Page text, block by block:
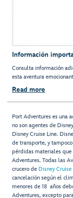
Información
Consulta información
esta aventura
Read more
Port Adventures es una
no son agentes de
Disney Cruise Line.
de transporte, y
pérdidas materiales que
Adventures. Todas las
crucero de Disney Cruise
cancelación según el
menores de 18 años
Adventures, excepto